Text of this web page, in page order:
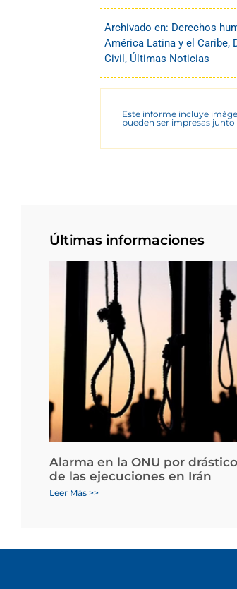
Archivado en: Derechos
América Latina y el Caribe,
Civil , Últimas Noticias
Este informe incluye
pueden ser impresas
Últimas informaciones
Alarma en la ONU por
de las ejecuciones en Irán
Leer Más >>